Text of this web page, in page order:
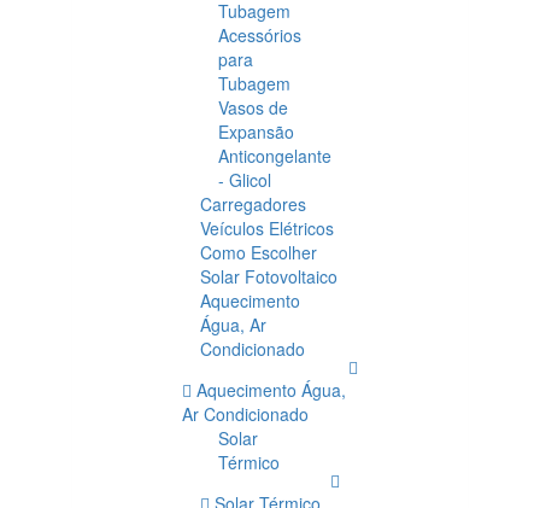
Tubagem
Acessórios
para
Tubagem
Vasos de
Expansão
Anticongelante
- Glicol
Carregadores
Veículos Elétricos
Como Escolher
Solar Fotovoltaico
Aquecimento
Água, Ar
Condicionado
Aquecimento Água,
Ar Condicionado
Solar
Térmico
Solar Térmico